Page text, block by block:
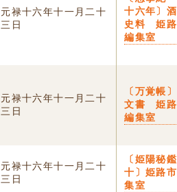
元禄十六年十一月二十
三日
十六年〕
史料 姫
編集室
元禄十六年十一月二十
三日
〔万覚帳
文書 姫路
編集室
元禄十六年十一月二十
三日
〔姫陽秘
十〕姫路
集室